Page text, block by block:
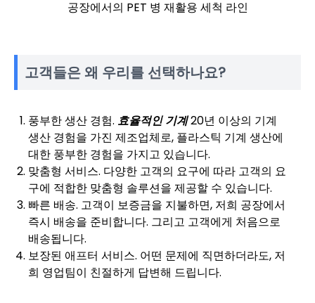
공장에서의 PET 병 재활용 세척 라인
고객들은 왜 우리를 선택하나요?
풍부한 생산 경험. 효율적인 기계20년 이상의 기계
생산 경험을 가진 제조업체로, 플라스틱 기계 생산에
대한 풍부한 경험을 가지고 있습니다.
맞춤형 서비스. 다양한 고객의 요구에 따라 고객의 요
구에 적합한 맞춤형 솔루션을 제공할 수 있습니다.
빠른 배송. 고객이 보증금을 지불하면, 저희 공장에서
즉시 배송을 준비합니다. 그리고 고객에게 처음으로
배송됩니다.
보장된 애프터 서비스. 어떤 문제에 직면하더라도, 저
희 영업팀이 친절하게 답변해 드립니다.